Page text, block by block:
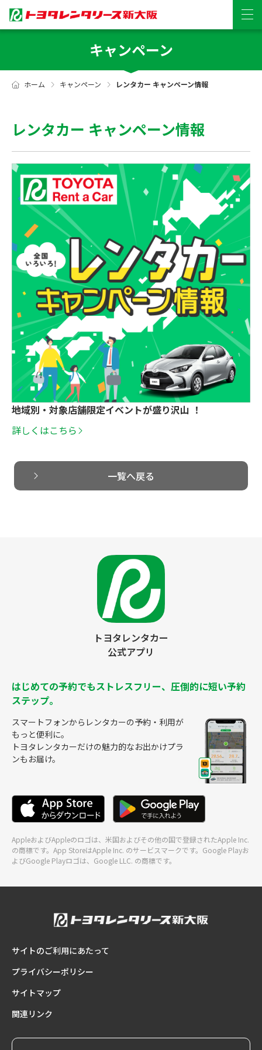
キャンペーン
ホーム キャンペーン レンタカー キャンペーン情報
レンタカー キャンペーン情報
地域別・対象店舗限定イベントが盛り沢山 ！
詳しくはこちら
一覧へ戻る
トヨタレンタカー
公式アプリ
はじめての予約でもストレスフリー、圧倒的に短い予約
ステップ。
スマートフォンからレンタカーの予約・利用が
もっと便利に。
トヨタレンタカーだけの魅力的なお出かけプラ
ンもお届け。
AppleおよびAppleのロゴは、米国およびその他の国で登録されたApple Inc.
の商標です。App StoreはApple Inc. のサービスマークです。Google Playお
よびGoogle Playロゴは、Google LLC. の商標です。
サイトのご利用にあたって
プライバシーポリシー
サイトマップ
関連リンク